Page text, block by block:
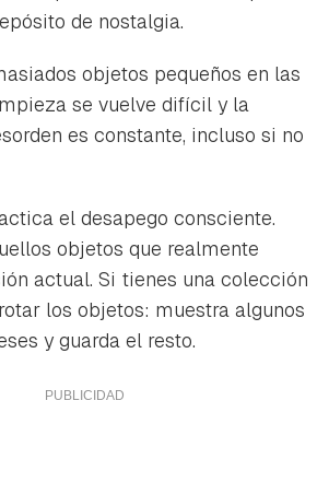
de nostalgia.
objetos pequeños en las
se vuelve difícil y la
es constante, incluso si no
el desapego consciente.
objetos que realmente
actual. Si tienes una colección
los objetos: muestra algunos
y guarda el resto.